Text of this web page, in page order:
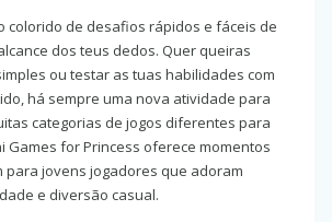
colorido de desafios rápidos e fáceis de
dos teus dedos. Quer queiras
ou testar as tuas habilidades com
há sempre uma nova atividade para
categorias de jogos diferentes para
Games for Princess oferece momentos
para jovens jogadores que adoram
e diversão casual.